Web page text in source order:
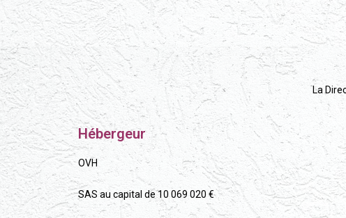
La
Hébergeur
OVH
SAS au capital de 10 069 020 €